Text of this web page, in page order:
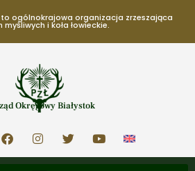
to ogólnokrajowa organizacja zrzeszająca
myśliwych i koła łowieckie.
Okręgowy Białystok